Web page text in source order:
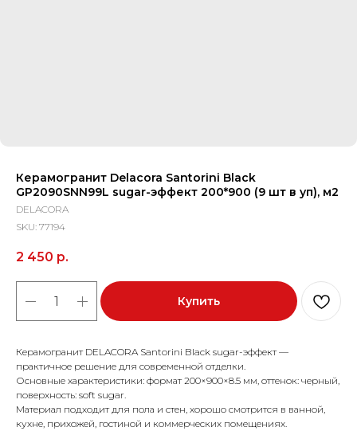
Керамогранит Delacora Santorini Black
GP2090SNN99L sugar-эффект 200*900 (9 шт в уп), м2
DELACORA
SKU: 77194
2 450 р.
Купить
Керамогранит DELACORA Santorini Black sugar-эффект —
практичное решение для современной отделки.
Основные характеристики: формат 200×900×8.5 мм, оттенок: черный,
поверхность: soft sugar.
Материал подходит для пола и стен, хорошо смотрится в ванной,
кухне, прихожей, гостиной и коммерческих помещениях.